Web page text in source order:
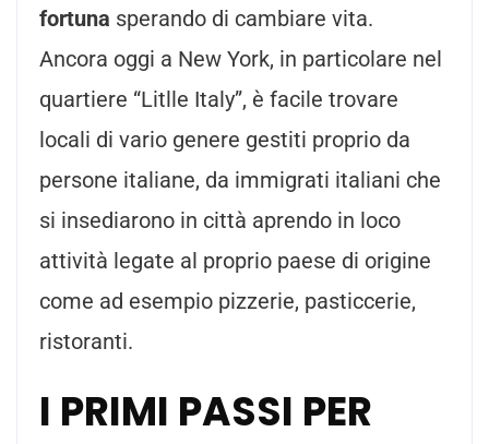
fortuna sperando di cambiare vita.
Ancora oggi a New York, in particolare nel
quartiere “Litlle Italy”, è facile trovare
locali di vario genere gestiti proprio da
persone italiane, da immigrati italiani che
si insediarono in città aprendo in loco
attività legate al proprio paese di origine
come ad esempio pizzerie, pasticcerie,
ristoranti.
I PRIMI PASSI PER